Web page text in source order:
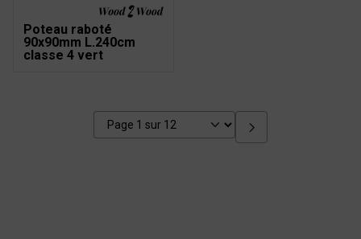
Poteau raboté
90x90mm L.240cm
classe 4 vert